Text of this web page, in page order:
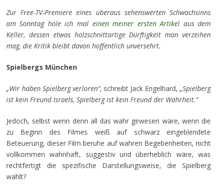
Zur Free-TV-Premiere eines überaus sehenswerten Schwachsinns
am Sonntag hole ich mal einen meiner ersten Artikel aus dem
Keller, dessen etwas holzschnittartige Dürftigkeit man verzeihen
mag, die Kritik bleibt davon hoffentlich unversehrt.
Spielbergs München
„Wir haben Spielberg verloren“, schreibt Jack Engelhard, „Spielberg
ist kein Freund Israels, Spielberg ist kein Freund der Wahrheit.“
Jedoch, selbst wenn denn all das wahr gewesen wäre, wenn die
zu Beginn des Filmes weiß auf schwarz eingeblendete
Beteuerung, dieser Film beruhe auf wahren Begebenheiten, nicht
vollkommen wahnhaft, suggestiv und überheblich wäre, was
rechtfertigt die spezifische Darstellungsweise, die Spielberg
wählt?